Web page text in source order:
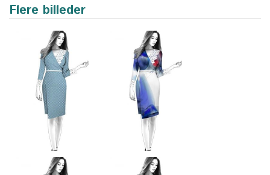
Flere billeder